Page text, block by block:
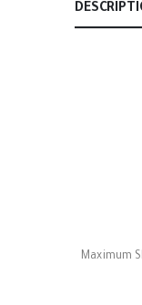
Maximum